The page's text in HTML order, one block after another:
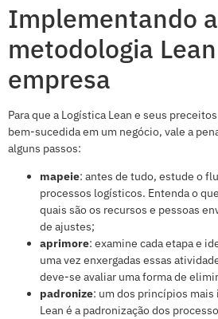
Implementando a
metodologia
empresa
Para que a Logística Lean e seus
bem-sucedida em um negócio, vale a
alguns passos:
mapeie: antes de tudo, estude o
processos logísticos. Entenda o
quais são os recursos e pessoas
de ajustes;
aprimore: examine cada etapa e
uma vez enxergadas essas
deve-se avaliar uma forma de
padronize: um dos princípios
Lean é a padronização dos